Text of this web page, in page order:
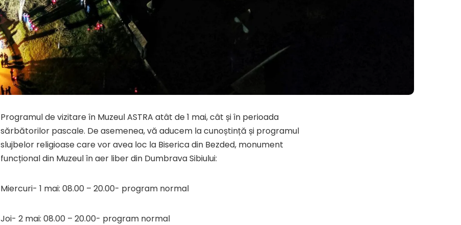
Programul de vizitare în Muzeul ASTRA atât de 1 mai, cât și în perioada
sărbătorilor pascale. De asemenea, vă aducem la cunoștință și programul
slujbelor religioase care vor avea loc la Biserica din Bezded, monument
funcțional din Muzeul în aer liber din Dumbrava Sibiului:
Miercuri- 1 mai: 08.00 – 20.00- program normal
Joi- 2 mai: 08.00 – 20.00- program normal